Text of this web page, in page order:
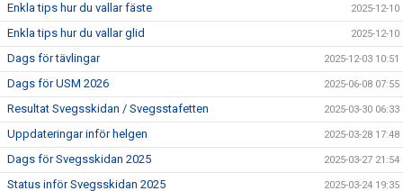
Enkla tips hur du vallar fäste 2025-12-10
Enkla tips hur du vallar glid 2025-12-10
Dags för tävlingar 2025-12-03 10:51
Dags för USM 2026 2025-06-08 07:55
Resultat Svegsskidan / Svegsstafetten 2025-03-30 06:33
Uppdateringar inför helgen 2025-03-28 17:48
Dags för Svegsskidan 2025 2025-03-27 21:54
Status inför Svegsskidan 2025 2025-03-24 19:35